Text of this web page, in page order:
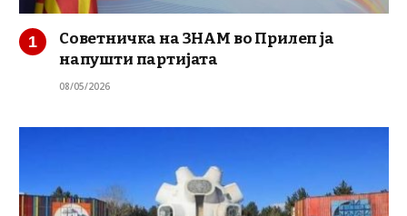
Советничка на ЗНАМ во Прилеп ја
напушти партијата
08/05/2026